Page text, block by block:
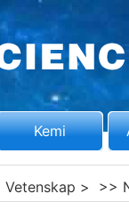
Kemi
Vetenskap > >>